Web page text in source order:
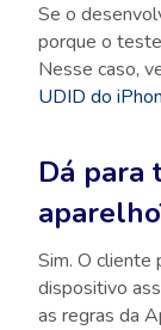
Se o
porque o
Nesse caso,
UDID do
Dá para
Sim. O cliente
dispositivo
as regras da